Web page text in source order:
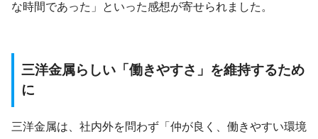
な時間であった」といった感想が寄せられました。
三洋金属らしい「働きやすさ」を維持するため
に
三洋金属は、社内外を問わず「仲が良く、働きやすい環境